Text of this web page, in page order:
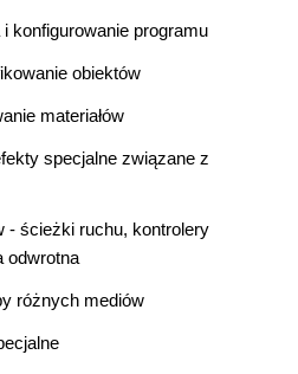
konfigurowanie programu
obiektów
materiałów
specjalne związane z
- ścieżki ruchu, kontrolery
odwrotna
różnych mediów